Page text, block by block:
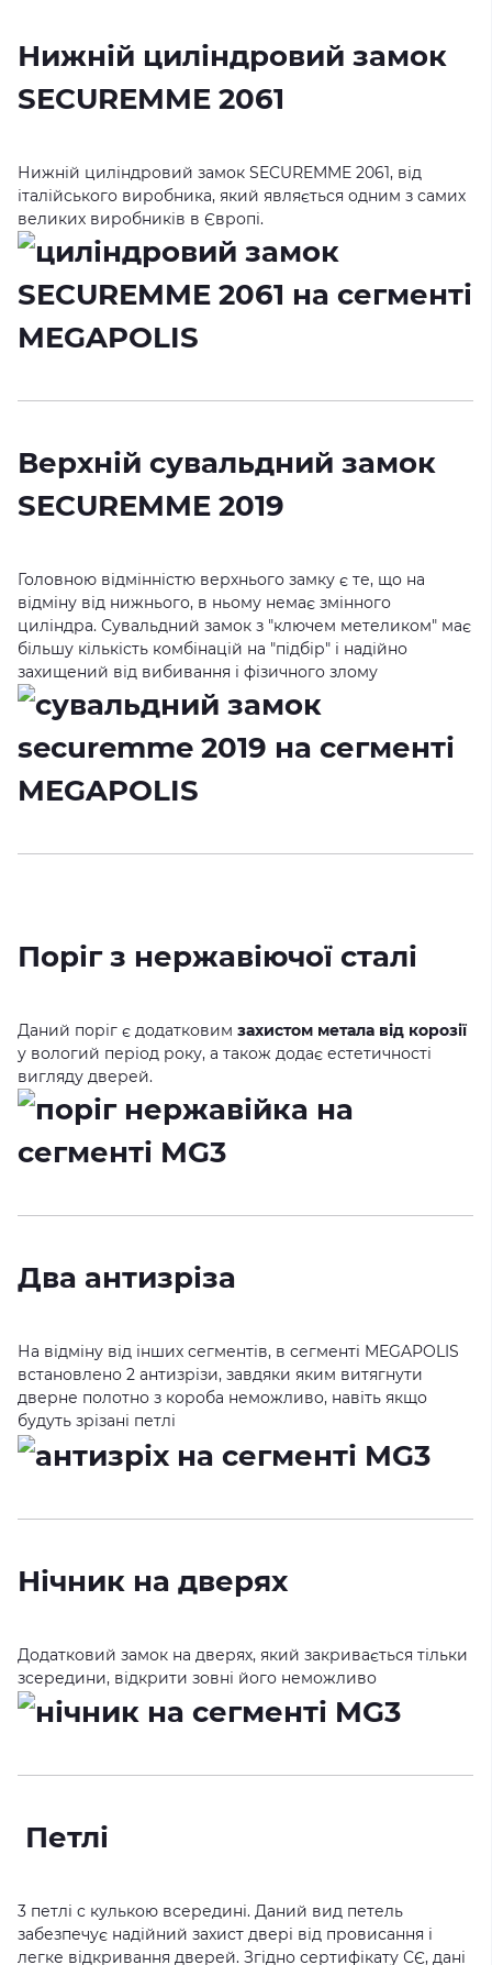
Нижній циліндровий замок
SECUREMME 2061
Нижній циліндровий замок SECUREMME 2061, від
італійського виробника, який являється одним з самих
великих виробників в Європі.
Верхній сувальдний замок
SECUREMME 2019
Головною відмінністю верхнього замку є те, що на
відміну від нижнього, в ньому немає змінного
циліндра. Сувальдний замок з "ключем метеликом" має
більшу кількість комбінацій на "підбір" і надійно
захищений від вибивання і фізичного злому
Поріг з нержавіючої сталі
Даний поріг є додатковим захистом метала від корозії
у вологий період року, а також додає естетичності
вигляду дверей.
Два антизріза
На відміну від інших сегментів, в сегменті MEGAPOLIS
встановлено 2 антизрізи, завдяки яким витягнути
дверне полотно з короба неможливо, навіть якщо
будуть зрізані петлі
Нічник на дверях
Додатковий замок на дверях, який закривається тільки
зсередини, відкрити зовні його неможливо
Петлі
3 петлі c кулькою всередині. Даний вид петель
забезпечує надійний захист двері від провисання і
легке відкривання дверей. Згідно сертифікату СЄ, дані